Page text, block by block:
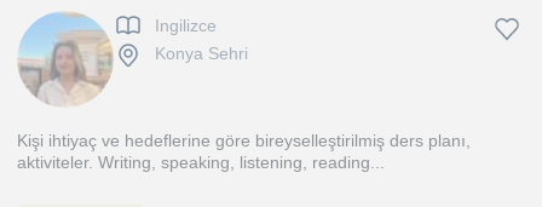
Ingilizce
Konya Sehri
Kişi ihtiyaç ve hedeflerine göre bireyselleştirilmiş ders planı,
aktiviteler. Writing, speaking, listening, reading...